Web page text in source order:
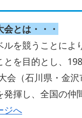
とは・・・
を競うことによ
を目的とし、
会（石川県・金
揮し、全国の仲
ジへ